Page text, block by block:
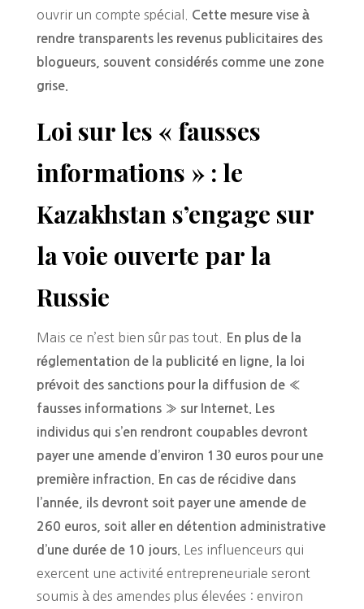
ouvrir un compte spécial.
Cette mesure vise à
rendre transparents les revenus publicitaires des
blogueurs, souvent considérés comme une zone
grise.
Loi sur les « fausses
informations » : le
Kazakhstan s’engage sur
la voie ouverte par la
Russie
Mais ce n’est bien sûr pas tout.
En plus de la
réglementation de la publicité en ligne, la loi
prévoit des sanctions pour la diffusion de «
fausses informations » sur Internet. Les
individus qui s’en rendront coupables devront
payer une amende d’environ 130 euros pour une
première infraction. En cas de récidive dans
l’année, ils devront soit payer une amende de
260 euros, soit aller en détention administrative
d’une durée de 10 jours.
Les influenceurs qui
exercent une activité entrepreneuriale seront
soumis à des amendes plus élevées : environ